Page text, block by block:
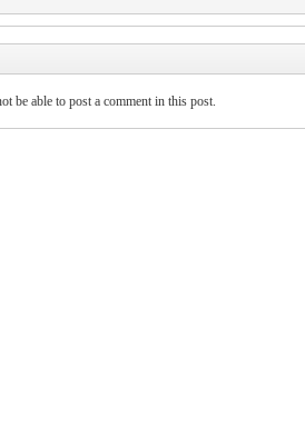
be able to post a comment in this post.